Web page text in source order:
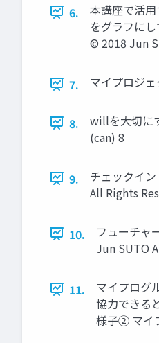
6.
本講座で活
をグラフに
© 2018 Jun
7. マイプロジ
8.
willを大切に
(can) 8
9.
チェックイ
All Rights
10.
フューチャ
Jun SUTO
11.
マイプログ
協力できる
様子② マイ